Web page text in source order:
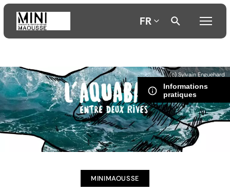
Aller
au
contenu
principal
Aller
au
menu
principal
Aller
à
la
recherche
FR
Informations
pratiques
(c) Sylvain Enguehard
MINIMAOUSSE